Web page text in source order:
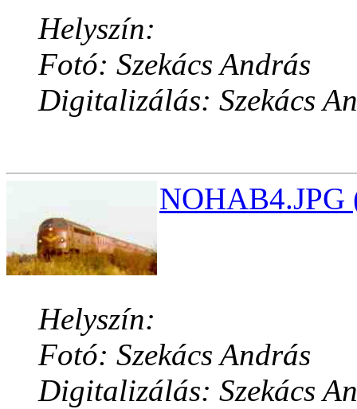
Helyszín:
Fotó: Szekács András
Digitalizálás: Szekács
NOHAB4.JPG
Helyszín:
Fotó: Szekács András
Digitalizálás: Szekács